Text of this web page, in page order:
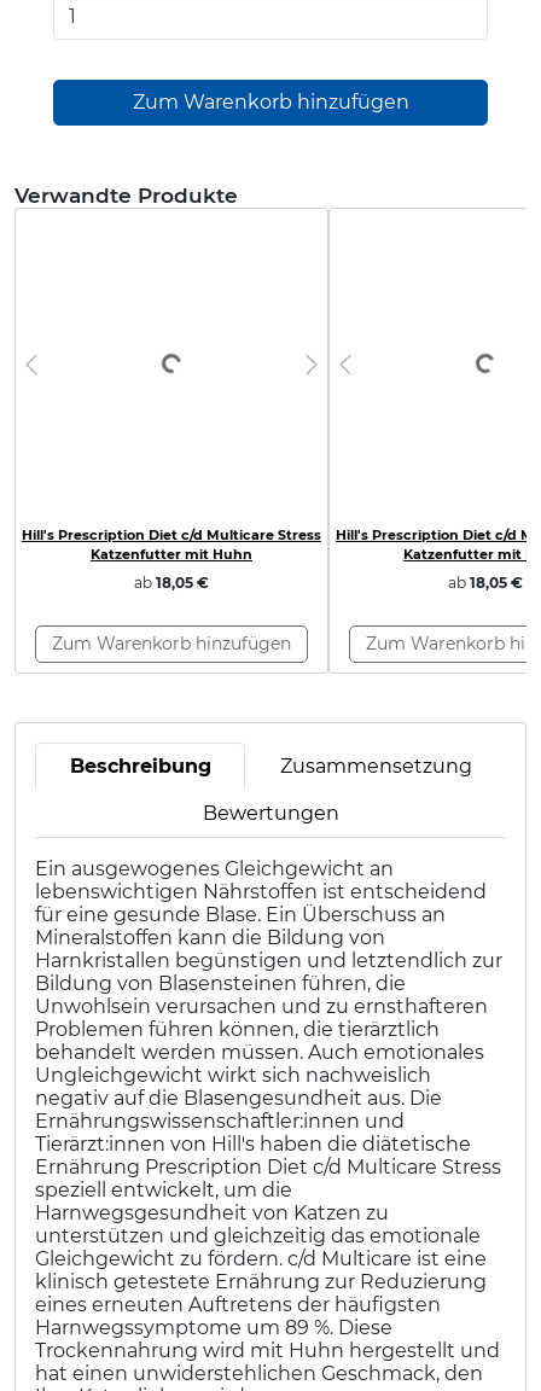
Verwandte Produkte
Loading...
Previous Next
Hill's Prescription Diet c/d Multicare Stress
Katzenfutter mit Huhn
ab 18,05 €
Zum Warenkorb hinzufügen
Loading...
Previous
Hill's Prescription Diet c/d
Katzenfutter mit
ab 18,05 €
Zum Warenkorb
Beschreibung Zusammensetzung
Bewertungen
Ein ausgewogenes Gleichgewicht an
lebenswichtigen Nährstoffen ist entscheidend
für eine gesunde Blase. Ein Überschuss an
Mineralstoffen kann die Bildung von
Harnkristallen begünstigen und letztendlich zur
Bildung von Blasensteinen führen, die
Unwohlsein verursachen und zu ernsthafteren
Problemen führen können, die tierärztlich
behandelt werden müssen. Auch emotionales
Ungleichgewicht wirkt sich nachweislich
negativ auf die Blasengesundheit aus. Die
Ernährungswissenschaftler:innen und
Tierärzt:innen von Hill's haben die diätetische
Ernährung Prescription Diet c/d Multicare Stress
speziell entwickelt, um die
Harnwegsgesundheit von Katzen zu
unterstützen und gleichzeitig das emotionale
Gleichgewicht zu fördern. c/d Multicare ist eine
klinisch getestete Ernährung zur Reduzierung
eines erneuten Auftretens der häufigsten
Harnwegssymptome um 89 %. Diese
Trockennahrung wird mit Huhn hergestellt und
hat einen unwiderstehlichen Geschmack, den